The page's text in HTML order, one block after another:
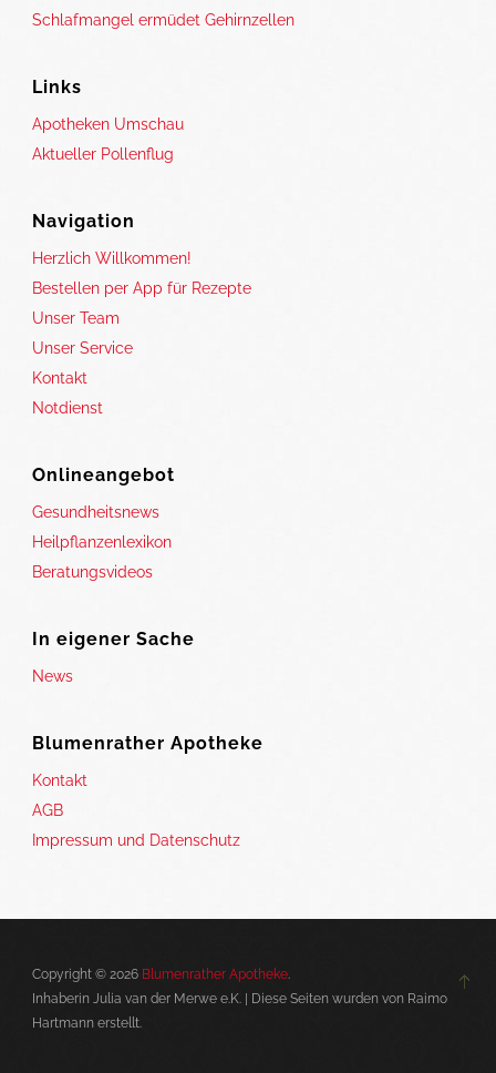
Schlafmangel ermüdet Gehirnzellen
Links
Apotheken Umschau
Aktueller Pollenflug
Navigation
Herzlich Willkommen!
Bestellen per App für Rezepte
Unser Team
Unser Service
Kontakt
Notdienst
Onlineangebot
Gesundheitsnews
Heilpflanzenlexikon
Beratungsvideos
In eigener Sache
News
Blumenrather Apotheke
Kontakt
AGB
Impressum und Datenschutz
Copyright © 2026 Blumenrather Apotheke
Inhaberin Julia van der Merwe e.K. | Diese Seiten wurden von Raimo
Hartmann erstellt.